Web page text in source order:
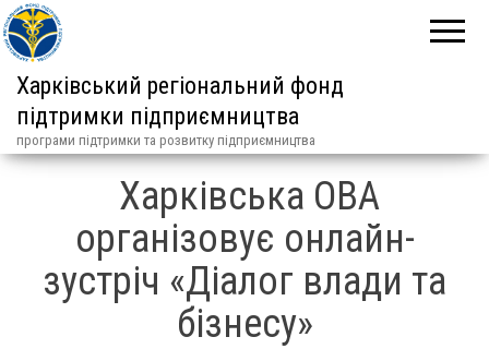
Харківський регіональний фонд
підтримки підприємництва
програми підтримки та розвитку підприємництва
Харківська ОВА
організовує онлайн-
зустріч «Діалог влади та
бізнесу»